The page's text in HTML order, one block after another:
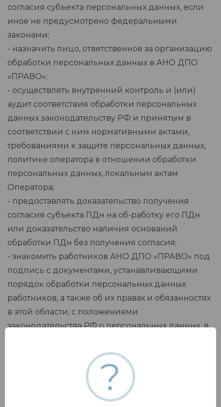
согласия субъекта персональных данных, если
иное не предусмотрено федеральными
законами;
- назначить лицо, ответственное за организацию
обработки персональных данных в АНО ДПО
«ПРАВО»;
- осуществлять внутренний контроль и (или)
аудит соответствия обработки персональных
данных законодательству РФ и принятым в
соответствии с ним нормативными актами,
требованиями к защите персональных данных,
политике оператора в отношении обработки
персональных данных, локальным актам
Оператора;
- предоставлять доказательство получения
согласия субъекта ПДн на об-работку его ПДн
или доказательство наличия оснований
обработки ПДн без получения согласия;
- знакомить работников АНО ДПО «ПРАВО» под
подпись с документами, устанавливающими
порядок обработки персональных данных
работников, а также об их правах и обязанностях
в этой области; с положениями
законодательства РФ о персональных данных, в
персональных дан¬ных и локальными актами по
вопросам обработки персональных данных;
проводить обучение работников,
непосредственно осуществляющих обработку
?